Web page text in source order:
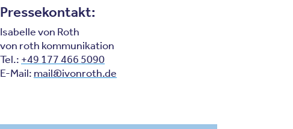
Pressekontakt:
Isabelle von Roth
von roth kommunikation
Tel.: +49 177 466 5090
E-Mail: mail@ivonroth.de